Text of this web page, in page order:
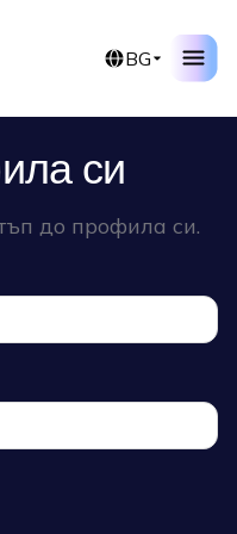
BG
си
до профила си.